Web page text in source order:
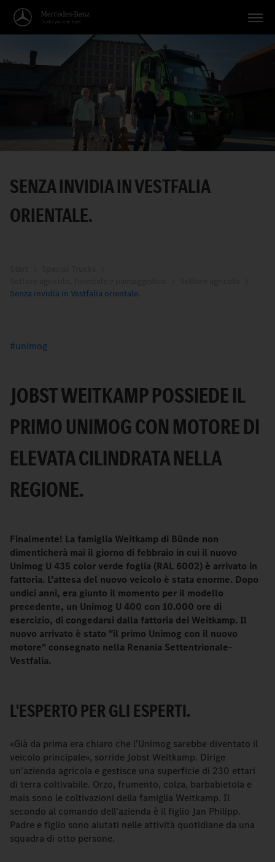
Veicoli
Servizio
Italiano
SENZA INVIDIA IN VESTFALIA
ORIENTALE.
Senza invidia in Vestfalia orientale.
unimog
JOBST WEITKAMP POSSIEDE IL
PRIMO UNIMOG CON MOTORE DI
ELEVATA CILINDRATA NELLA
REGIONE.
Finalmente! La famiglia Weitkamp di Bünde non
dimenticherà mai il giorno di febbraio in cui il nuovo
Unimog U 435 color verde foglia (RAL 6002) è arrivato in
fattoria. L'attesa del nuovo veicolo è stata enorme. Dopo
undici anni, era giunto il momento per il modello
precedente, un Unimog U 400 con 10.000 ore di
esercizio, di congedarsi dalla fattoria dei Weitkamp. Il
nuovo arrivato è stato "il primo Unimog con il nuovo
motore" consegnato nella Renania Settentrionale-
Vestfalia.
L'ESPERTO PER GLI ESPERTI.
«Già da prima era chiaro che l'Unimog sarebbe diventato il
veicolo principale», sorride Jobst Weitkamp. Dirige
un'azienda agricola e gestisce una superficie di 230 ettari
di terra coltivabile. Orzo, frumento, colza, barbabietola e
mais sono le coltivazioni della famiglia Weitkamp. Il
secondo al comando dell'azienda è il figlio Jan Philipp.
Padre e figlio sono aiutati nelle attività quotidiane da una
squadra di otto persone.